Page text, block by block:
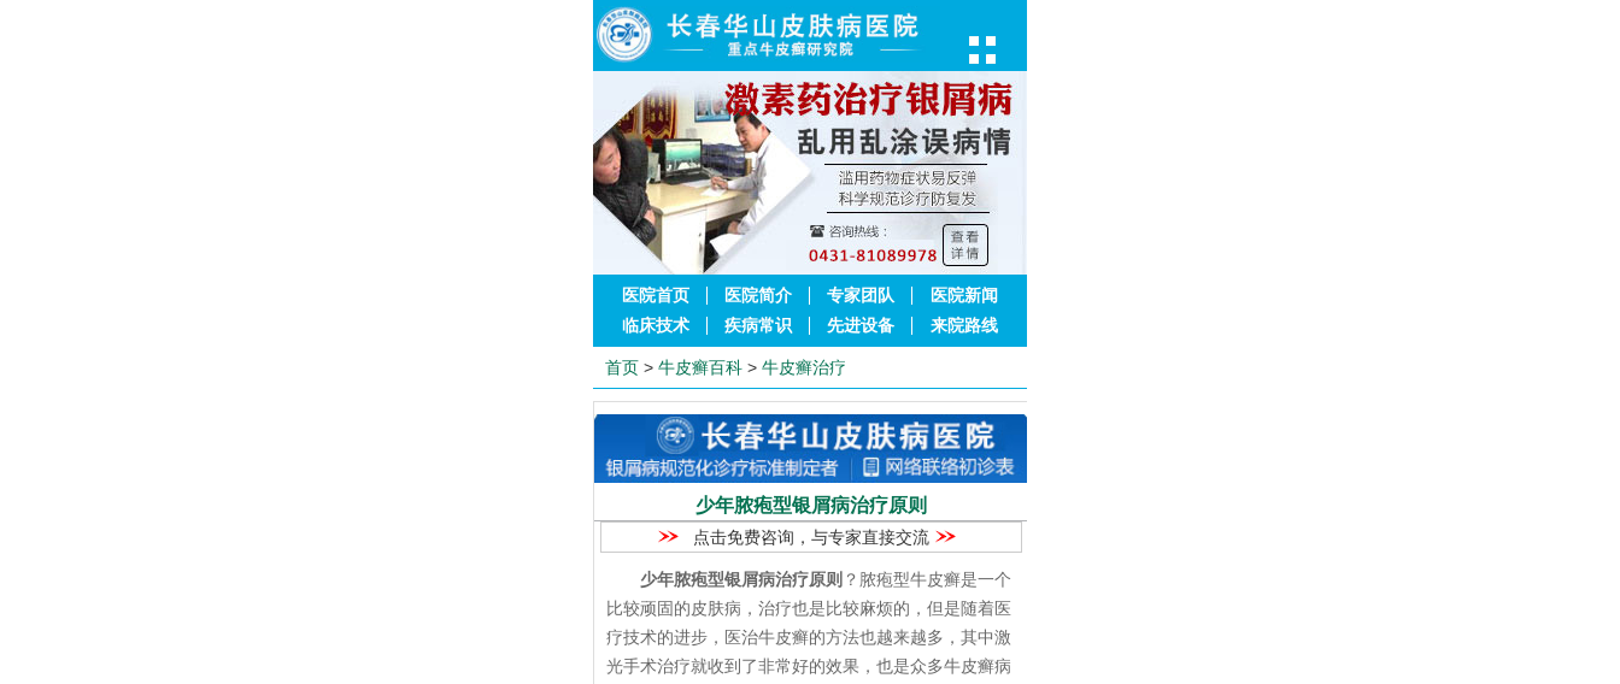
医院首页 医院简介 专家团队
医院新闻
临床技术
疾病常识 先进设备 来院路线
首页 > 牛皮癣百科 > 牛皮癣治疗
少年脓疱型银屑病治疗原则
点击免费咨询，与专家直接交流
少年脓疱型银屑病治疗原则 ？脓疱型牛皮癣是一个
比较顽固的皮肤病，治疗也是比较麻烦的，但是随着医
疗技术的进步，医治牛皮癣的方法也越来越多，其中激
光手术治疗就收到了非常好的效果，也是众多牛皮癣病